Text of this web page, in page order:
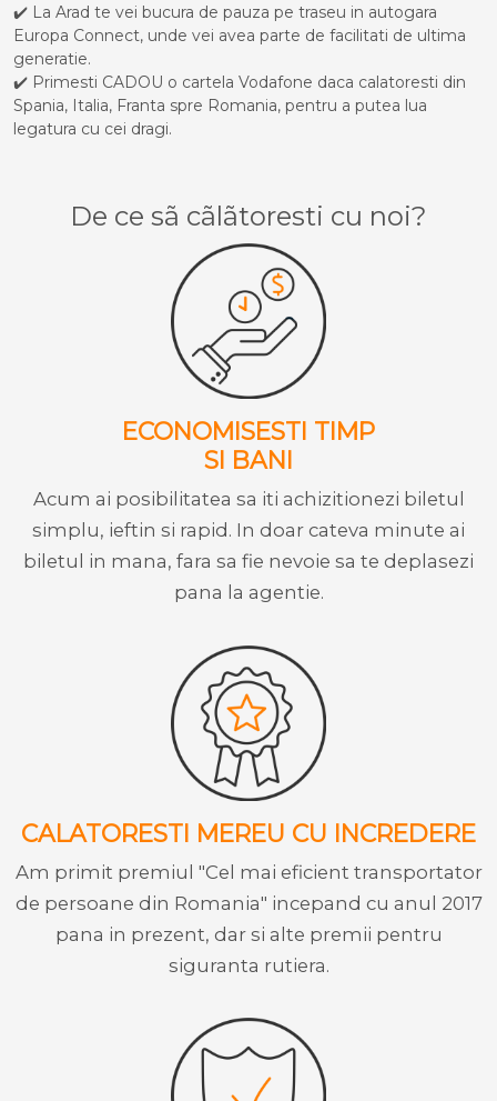
✔️ La Arad te vei bucura de pauza pe traseu in autogara
Europa Connect, unde vei avea parte de facilitati de ultima
generatie.
✔️ Primesti CADOU o cartela Vodafone daca calatoresti din
Spania, Italia, Franta spre Romania, pentru a putea lua
legatura cu cei dragi.
De ce sã cãlãtoresti cu noi?
ECONOMISESTI TIMP
SI BANI
Acum ai posibilitatea sa iti achizitionezi biletul
simplu, ieftin si rapid. In doar cateva minute ai
biletul in mana, fara sa fie nevoie sa te deplasezi
pana la agentie.
CALATORESTI MEREU CU INCREDERE
Am primit premiul "Cel mai eficient transportator
de persoane din Romania" incepand cu anul 2017
pana in prezent, dar si alte premii pentru
siguranta rutiera.